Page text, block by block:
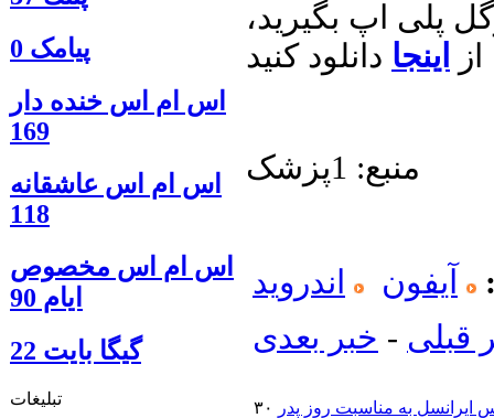
پیامک 0
اس ام اس خنده دار
169
اس ام اس عاشقانه
118
اس ام اس مخصوص
ایام 90
گيگا بايت 22
تبلیغات
پلی اپ بگیرید،
اینجا
منبع: 1پزشک
آیفون
اندروید
قبلی - خبر بعدی
ایرانسل به مناسبت روز پدر